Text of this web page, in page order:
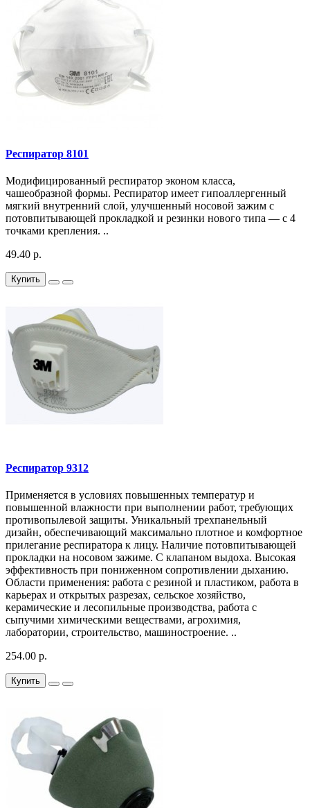
Респиратор 8101
Модифицированный респиратор эконом класса,
чашеобразной формы. Респиратор имеет гипоаллергенный
мягкий внутренний слой, улучшенный носовой зажим с
потовпитывающей прокладкой и резинки нового типа — с 4
точками крепления. ..
49.40 р.
Купить
Респиратор 9312
Применяется в условиях повышенных температур и
повышенной влажности при выполнении работ, требующих
противопылевой защиты. Уникальный трехпанельный
дизайн, обеспечивающий максимально плотное и комфортное
прилегание респиратора к лицу. Наличие потовпитывающей
прокладки на носовом зажиме. С клапаном выдоха. Высокая
эффективность при пониженном сопротивлении дыханию.
Области применения: работа с резиной и пластиком, работа в
карьерах и открытых разрезах, сельское хозяйство,
керамические и лесопильные производства, работа с
сыпучими химическими веществами, агрохимия,
лаборатории, строительство, машиностроение. ..
254.00 р.
Купить